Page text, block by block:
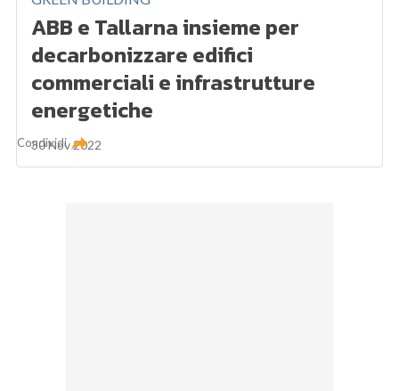
ABB e Tallarna insieme per
decarbonizzare edifici
commerciali e infrastrutture
energetiche
30 Nov 2022
Condividi